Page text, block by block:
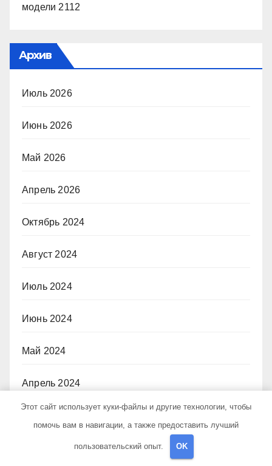
модели 2112
Архив
Июль 2026
Июнь 2026
Май 2026
Апрель 2026
Октябрь 2024
Август 2024
Июль 2024
Июнь 2024
Май 2024
Апрель 2024
Февраль 2024
Этот сайт использует куки-файлы и другие технологии, чтобы
помочь вам в навигации, а также предоставить лучший
пользовательский опыт. OK